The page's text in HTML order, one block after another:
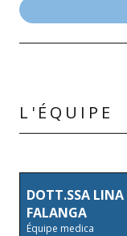
L'ÉQUIPE
DOTT.SSA LINA
FALANGA
Équipe medica